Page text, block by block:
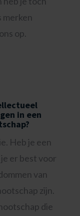
merken
op.
in een
Heb je een
er best voor
van
zijn.
die